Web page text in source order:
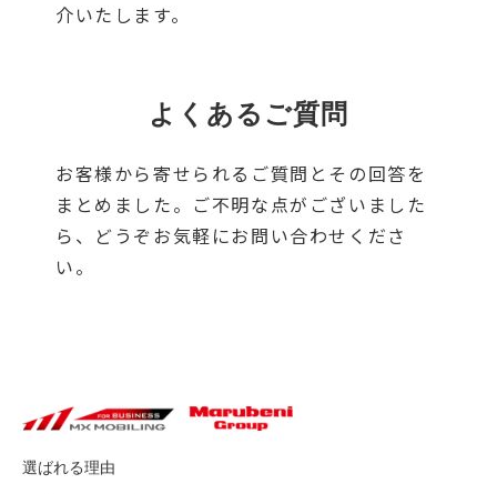
介いたします。
よくあるご質問
お客様から寄せられるご質問とその回答を
まとめました。ご不明な点がございました
ら、どうぞお気軽にお問い合わせくださ
い。
選ばれる理由